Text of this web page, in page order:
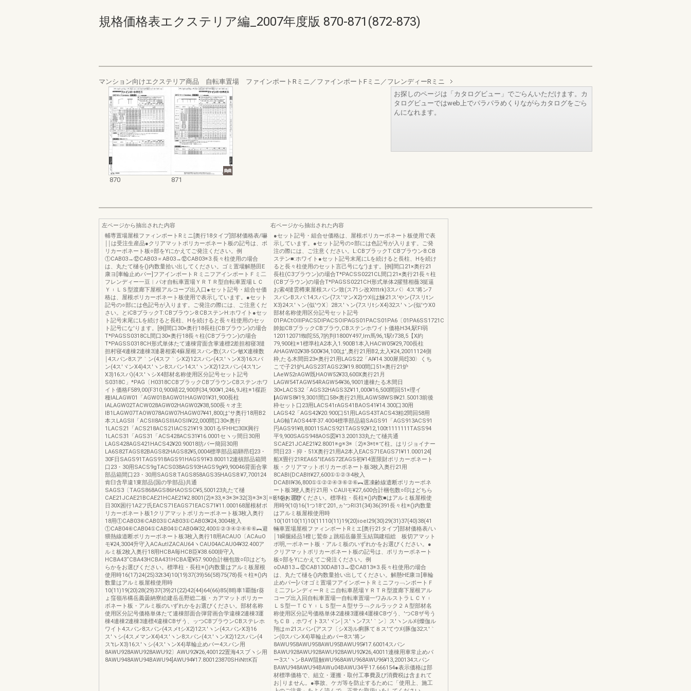
規格価格表エクステリア編_2007年度版 870-871(872-873)
マンション向けエクステリア商品 自転車置場 ファインポートRミニ／ファインポートFミニ／フレンディーRミニ
870 871
お探しのページは「カタログビュー」でごらんいただけます。カ
タログビューではweb上でパラパラめくりながらカタログをごら
んになれます。
左ページから抽出された内容
輔専置場屋根ファィンポートRミニ[奥行18タイプ]部材価格表/嚇
￨￨は受注生産品●クリアマットポリカーボネート板の記号は、ポ
リカーボネート板○部をYにかえてご発注ください。例
①CAB03→⑫CAB03∝AB03→⑫CAB03※3.長々柱使用の場合
は、丸たて樋を()内数量拾い出してください。ゴミ置場解懸田E
康ヨ[車輪止めパー]フアインポートＲミニフアインポートＦミ二
フレンディー一豆︱パオ自転車置場ＹＲＴＲ型自転車置場ＬＣ
Ｙ︲ＬＳ型渡廊下屋根アルコーブ出入口●セット記号・組合せ価
格は、屋根ポリカーボネート板使用で表示しています。●セット
記号の○部には色記号が入ります。ご発注の際には、ご注意くだ
さい。とiCBブラックT:CBブラウン8:CBステンH:ホワイト●セッ
ト記号末尾にLを続けると長柱、Hを続けると長々柱使用のセッ
ト記号にな'ります。[例]間口30×奥行18長柱(CBブラウン)の場合
T*PAGSS0318CL間口30×奥行18長々柱(CBブラウン)の場合
T*PAGSS0318CH形式単体たて連棟背面含掌連標2差担相寝3撻
担村寝4連棟2連棟3漣暑相索4蘇屋根スパン数(スパン敏X連棟数
￨4スパン8スア｀ン(4スフ｀シX2)12スパン(4ス′ヽンX3)16スパ
ン(4ス′ヾンX4)4ス′ヽン8スパン14ス′ヽンX2)12スパン(4ス′tン
X3)16スパ)(4ス′ヽシX4部材名称使用区分記号セット記号
S0318C」*PAG〔H0318CCBブラックCBブラウンCBステンホワ
イト価格F589,00(F310,900靖22,900判34,900¥1,246,9J柱※1楳距
種IALAGW01「AGW01BAGW01HAGW01¥31,900長柱
IALAGW02TACW028AGW02HAGW02¥38,500長々オ主
IB1LAGW07TAOW078AGW07HAGW07¥41,800は'サ奥行18用B2
本スLAGSll「ACSll8AGSlllAOSll¥22,000間口30×奥行
1LACS21「ACS218ACS21lACS21¥19.3001る!FHH□30X興行
1LACS31「AGS31「ACS428ACS31¥16.0001セヽッ間日30用
LAGS428AGS421HACS42¥20.90018坊バー簡回30用
LA6S82TAGS82BAGS82HAGS82¥5,0004標準部品箱騨昂E]23・
30F日SAGS91TAGS918AGS91HAGS91¥3.800112連槙部品箱間
口23・30用SACS9gTACS038AGS93HAGS9g¥9,90046背面合掌
部品箱間口23・30用SAGS8:TAGS858AGS35HAGS8:¥7,700124
肯臼含早違1東部品(国の学部品)共通
SAGS3〔TAGS868AGS86HAOSSC¥5,500123丸たて樋
CAE21JCAE21BCAE21HCAE21¥2.8001(2)※33,※3※3※32(3)※3※3￨※8`10)※〔間
日30X困行1A2フ氏EACS71EAGS71EACS71¥11.000168屋根材ポ
リカーボネート板1クリアマットポリカーボネート板3枚入奥行
18用①CAB03⑥CAB03①CAB03①CAB03¥24,3004枚入
①CAB04⑥CAB04①CAB04①CAB04¥32,400①②③④②④⑥⑥︻避
猥熱線道断ポリカーボネート板3枚入奥行18用ACAUO〔ACAuO
モ¥24,3004升守入ACAutlZACAU64ヽCAU04ACAU04¥32.400ア
ルミ板2枚入奥行18用HCBA毎HCB臣¥38.600掛守入
HCBA43“CBA43HCBA431HCBA電¥57.900合計梱包致○印はどち
らかをお選びください。標準柱・長柱※()内数量はアルミ板屋根
使用時16(17)24(25)32t34)10(19)37(39)56(58)75(78)長々柱※()内
数量はアルミ板屋根使用時
10(11)19(20)28(29)37(39)21(22)42(44)64(66)85(88)車1覇髄r葵
ょ窪嶺吊構岳薦曇納寮絵建岳岳野総二板・カアマットポリカー
ボネート板・アルミ板のいずれかをお選びください。部材名称
使用区分記号価格単体たて連棟部面合弾背画合学違棟2連棟3運
棟4連棟2連棟3連標4違棟CBザう、ッつCBブラウンCBステレホ
ワイト4スパン8スパン(4スメtシX2)12ス′ヽン(4スパンX3)16
ス′ヽシ(4スメマンX4)4ス′ヽン8スパン(4ス′ヽンX2)12スパン(4
ス′tレX3)16ス′ヽシ(4ス′ヽンX4)草輪止めバー4スパン用
8AWU928AWU928AWU92〕AWU92¥26,400122置海4スブヽシ用
8AWU948AWU94BAWU94]AWU94¥17.800123870SHiNttK百
右ページから抽出された内容
●セット記号・組合せ価格は、屋根ポリカーボネート板使用で表
示しています。●セット記号の○部には色記号が入ります。ご発
注の際には、ご注意ください。L:CBブラックT:CBブラウン8:CB
ステン■:ホワイト●セット記号末尾にLを続けると長柱、Hを続け
ると長々柱使用のセット言己号にな')ます。[例]間口21×奥行21
長柱(C3ブラウン)の場合T*PACSS0221CL間口21×奥行21長々柱
(CBブラウン)の場合T*PAGSS0221CH形式単体2擢彗相薇3挺逼
お索4撻雲樽東屋根スパン致(ス71シ改Xtttrk)3スパ〉4ス′将ン7
スパンBスパ:14スパン(7ス′マンX2)ウ刈は鰊21ス′やン(7スリtン
X3)24ス′ヽン(似′ウX〕28ス′ヽン(7スリtシX4)32ス′ヽン(似′ウX0
部材名称使用区分記号セット記号
01PACtOⅢPACSDIPACSOIPAGS01PACS01PA6〔01PA6SS1721C
帥如CBブラックCBブラウ,CBステンホワイト価格H34,駅Fl弱
120112071蜘陀55,7的判l1800Y497,lm馬96,1駅r738,5【X約
79,900柱※1標準柱A2本入1.900B1本入HACW05¥29,700長柱
AHAGW02¥38‐500¥34,100は',奥行21用B2,太入¥24,20011124側
枠,たる木間田23×奥行21用LAGS22「Al¥14.300犀局E]30〉くち
こで子21炉LAGS23TAGS23¥19.800間口51×奥行21炉
LAeW52rAGW既HAOW52¥33,600X奥行21月
LAGW54TAGW54RAGW54¥36,9001連棟たる木間日
30×LACS32「AGS32HAGS3Z¥11,000¥16,500間回51×理イ
‖AGWS8¥19,3001間口58×奥行21用LAGW58WS8¥21.50013前後
枠セット口23用LACS41rAGS41BAOS41¥14.300口30用
LAGS42「AGS42¥20.900口51用LAGS43TACS43粕2間回58用
LAG軸TAOS44半37.4004標準部品箱SAGS91「AGS913ACS91
円AGS91¥8,80011SACS921TAGS92¥12,100t1111111TASS94
平9,900SAGS948AOS図¥13.200133丸たて樋共通
SCAE21JCAE21¥2.8001※g※3※〔2)※3※t※て柱。はリジョイナー
問日23・抑・51X奥行21用A2本入EACS71EAGS71¥11.000124]
船X畳行21REA6S″IEA6S72EAGS初¥14置限財ポリカーボネート
板・クリアマットポリカーボネート板3枚入奥行21用
8CABl(DCABlt¥27,600①①②③4枚入
DCABll¥36,800①①②②④③⑥②⑥︻選凍齢線遣断ポリカーポネ
ート板3梗人奥行21用ヽCAUlモ¥27,600合計梱包数○印はどちら
かをお選びください。標準柱・長柱※()内数■はアルミ板屋根使
用時9(10)16(1つ18て201,ヵ′つRl31(34)36(391長々柱※()内数量
はアルミ板屋根使用時
10(10110(11)10(11110(11)19(20)ioel29(30)29(31)37(40)38(41
輛車置場屋根ファィンポートRミエ[奥行21タイプ]部材価格表/い
￨1瞬腿経品1檀じ鷲奈ょ跳稲岳藤景玉結鶏建稲総ゝ板切アマット
ポ明,一ボネート板・アルミ板のいずれかをお選びください。●
クリアマットポリカーボネート板の記号は、ポリカーボネート
板○部をYにかえてご発注ください。例
oDAB13→⑫CAB130DAB13→⑫CAB13※3.長々柱使用の場合
は、丸たて樋を()内数量拾い出してください。解懸HE康ヨ[車輪
止めパー]パオゴミ置場フアインポートＲミニフヮ﹁ンポートＦ
ミ二フレンディーＲミニ自転車琶場ＹＲＴＲ型渡廊下屋根アル
コープ出入回自転車置場一自転車置場一ワみルストラＬＣＹ︲
ＬＳ型一ＴＣＹ︲ＬＳ型一Ａ型サラ﹁クルラック２Ａ型部材名
称使用区分記号価格単体2連棟3運棟4運棟CBヴう、′つCBザ号う
ちＣＢ，ホワイト3ス′ヾン￨ス′ヽン7ス′｀ン〕ス′ヽンル刈燦伽ル
翔はｍ21スパン(アスフ〔シX3)ル痢豚て８ス′てウ刈豚伽32ス′｀
ン(0スパンX4)草輪止めバー8ス′将ン
8AWU958AWU958AWU95BAWU95¥17.60014スパン
BAWU928AWU928AWU928AWU92¥26,40011連棟用車常止めパ
ー3ス′ヽンBAW阻触WU968AWU968AWU96¥13,200134スパン
BAWU948AWU94BAWu04BAWU34平17.666154●表示価格は部
材標準価格で、組立・運搬・取付工事費及び消費税は含まれて
お￨りません。●事故、ケガ等を防止するために「使用上、施工